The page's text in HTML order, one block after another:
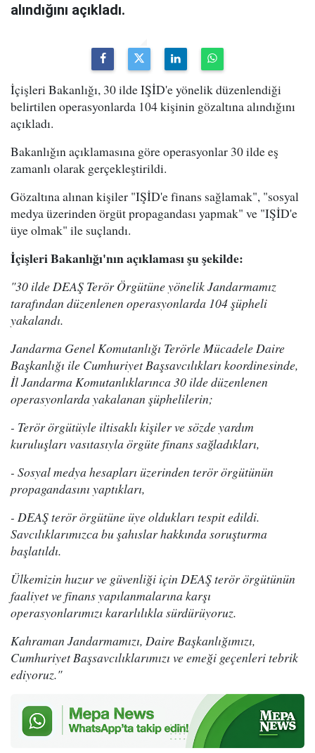
alındığını açıkladı.
İçişleri Bakanlığı, 30 ilde IŞİD'e yönelik düzenlendiği
belirtilen operasyonlarda 104 kişinin gözaltına alındığını
açıkladı.
Bakanlığın açıklamasına göre operasyonlar 30 ilde eş
zamanlı olarak gerçekleştirildi.
Gözaltına alınan kişiler "IŞİD'e finans sağlamak", "sosyal
medya üzerinden örgüt propagandası yapmak" ve "IŞİD'e
üye olmak" ile suçlandı.
İçişleri Bakanlığı'nın açıklaması şu şekilde:
"30 ilde DEAŞ Terör Örgütüne yönelik Jandarmamız
tarafından düzenlenen operasyonlarda 104 şüpheli
yakalandı.
Jandarma Genel Komutanlığı Terörle Mücadele Daire
Başkanlığı ile Cumhuriyet Başsavcılıkları koordinesinde,
İl Jandarma Komutanlıklarınca 30 ilde düzenlenen
operasyonlarda yakalanan şüphelilerin;
- Terör örgütüyle iltisaklı kişiler ve sözde yardım
kuruluşları vasıtasıyla örgüte finans sağladıkları,
- Sosyal medya hesapları üzerinden terör örgütünün
propagandasını yaptıkları,
- DEAŞ terör örgütüne üye oldukları tespit edildi.
Savcılıklarımızca bu şahıslar hakkında soruşturma
başlatıldı.
Ülkemizin huzur ve güvenliği için DEAŞ terör örgütünün
faaliyet ve finans yapılanmalarına karşı
operasyonlarımızı kararlılıkla sürdürüyoruz.
Kahraman Jandarmamızı, Daire Başkanlığımızı,
Cumhuriyet Başsavcılıklarımızı ve emeği geçenleri tebrik
ediyoruz."